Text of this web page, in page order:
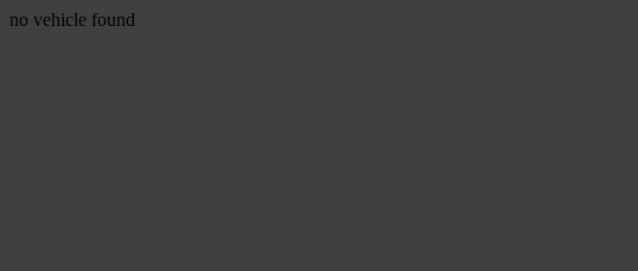
no vehicle found